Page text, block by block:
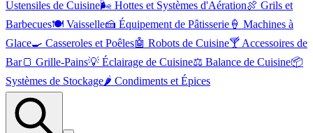
Ustensiles de Cuisine🌬️ Hottes et Systèmes d'Aération🍖 Grils et
Barbecues🍽️ Vaisselle🍰 Équipement de Pâtisserie 🍦 Machines à
Glace🍳 Casseroles et Poêles🤖 Robots de Cuisine🍸 Accessoires de
Bar🍞 Grille-Pains💡 Éclairage de Cuisine⚖️ Balance de Cuisine📦
Systèmes de Stockage🌶️ Condiments et Épices